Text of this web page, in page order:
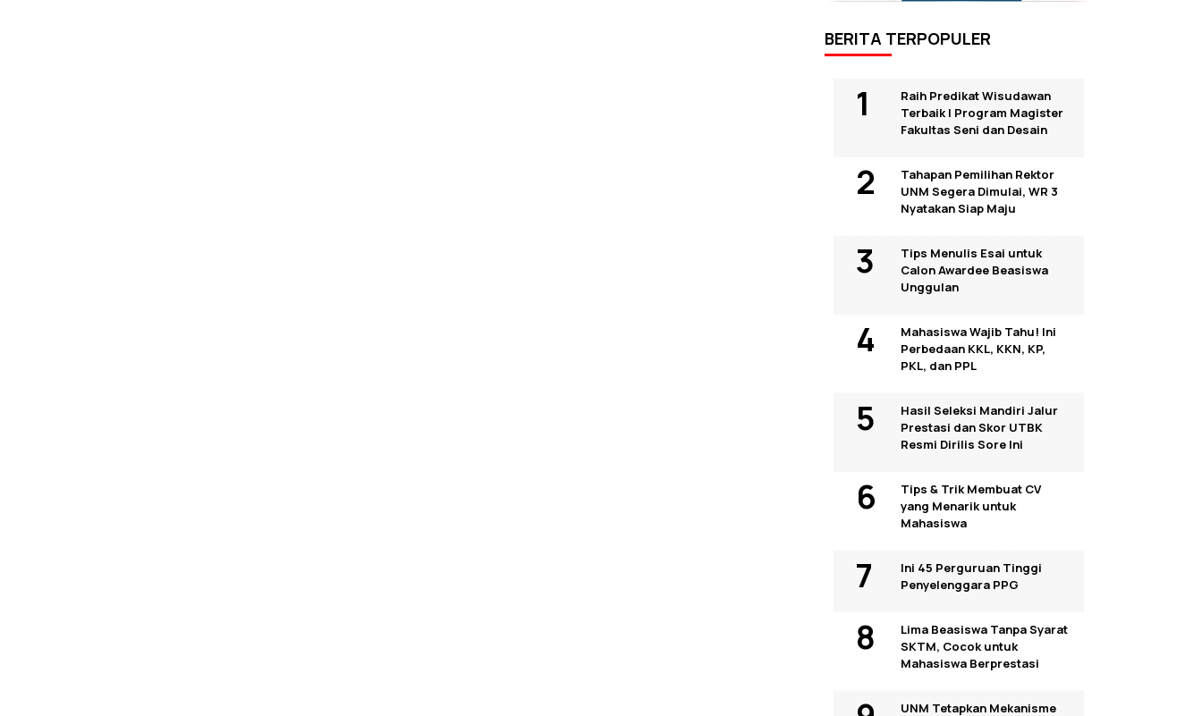
BERITA TERPOPULER
Raih Predikat Wisudawan
Terbaik I Program Magister
Fakultas Seni dan Desain
Tahapan Pemilihan Rektor
UNM Segera Dimulai, WR 3
Nyatakan Siap Maju
Tips Menulis Esai untuk
Calon Awardee Beasiswa
Unggulan
Mahasiswa Wajib Tahu! Ini
Perbedaan KKL, KKN, KP,
PKL, dan PPL
Hasil Seleksi Mandiri Jalur
Prestasi dan Skor UTBK
Resmi Dirilis Sore Ini
Tips & Trik Membuat CV
yang Menarik untuk
Mahasiswa
Ini 45 Perguruan Tinggi
Penyelenggara PPG
Lima Beasiswa Tanpa Syarat
SKTM, Cocok untuk
Mahasiswa Berprestasi
UNM Tetapkan Mekanisme